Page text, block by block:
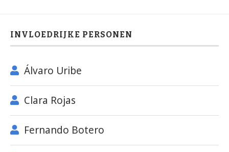
INVLOEDRIJKE PERSONEN
Álvaro Uribe
Clara Rojas
Fernando Botero